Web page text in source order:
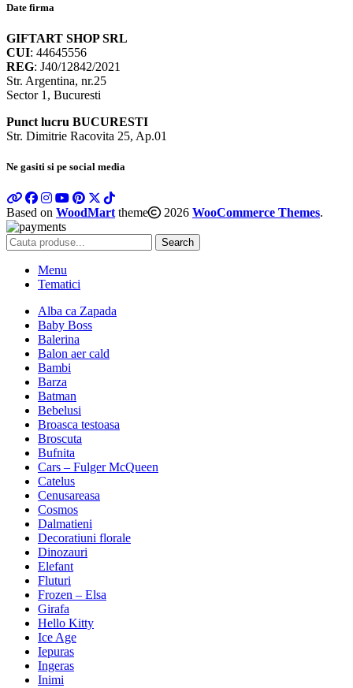
Date firma
GIFTART SHOP SRL
CUI: 44645556
REG: J40/12842/2021
Str. Argentina, nr.25
Sector 1, Bucuresti
Punct lucru BUCURESTI
Str. Dimitrie Racovita 25, Ap.01
Ne gasiti si pe social media
Based on WoodMart theme 2026 WooCommerce Themes.
Search
Menu
Tematici
Alba ca Zapada
Baby Boss
Balerina
Balon aer cald
Bambi
Barza
Batman
Bebelusi
Broasca testoasa
Broscuta
Bufnita
Cars – Fulger McQueen
Catelus
Cenusareasa
Cosmos
Dalmatieni
Decoratiuni florale
Dinozauri
Elefant
Fluturi
Frozen – Elsa
Girafa
Hello Kitty
Ice Age
Iepuras
Ingeras
Inimi